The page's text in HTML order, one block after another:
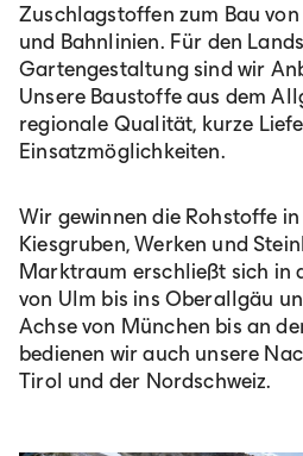
Zuschlagstoffen zum Bau
und Bahnlinien. Für den
Gartengestaltung sind wir
Unsere Baustoffe aus dem
regionale Qualität, kurze
Einsatzmöglichkeiten.
Wir gewinnen die Rohstoffe
Kiesgruben, Werken und
Marktraum erschließt sich in
von Ulm bis ins Oberallgäu
Achse von München bis an
bedienen wir auch unsere
Tirol und der Nordschweiz.
Österreich
Deutsch
Italiano
România
Lb. română